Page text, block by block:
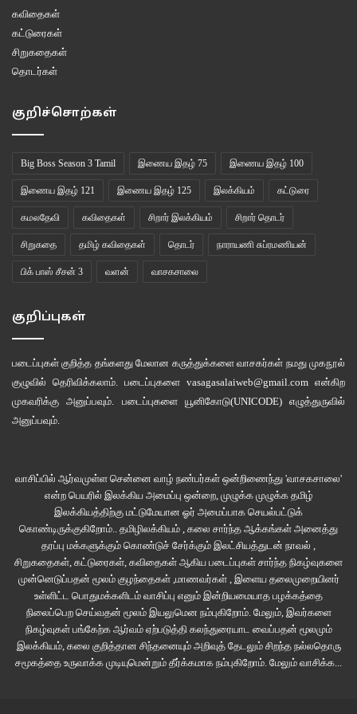
கவிதைகள்
கட்டுரைகள்
சிறுகதைகள்
தொடர்கள்
குறிச்சொற்கள்
Big Boss Season 3 Tamil இணைய இதழ் 75 இணைய இதழ் 100
இணைய இதழ் 121 இணைய இதழ் 125 இலக்கியம் கட்டுரை
கமலதேவி கவிதைகள் சிறார் இலக்கியம் சிறார் தொடர்
சிறுகதை தமிழ் கவிதைகள் தொடர் நாராயணி சுப்ரமணியன்
பிக் பாஸ் சீசன் 3 வளன் வாசகசாலை
குறிப்புகள்
படைப்புகள் குறித்த தங்களது மேலான கருத்துக்களை வாசகர்கள் நமது முகநூல்
குழுவில் தெரிவிக்கலாம். படைப்புகளை vasagasalaiweb@gmail.com என்கிற
முகவரிக்கு அனுப்பவும். படைப்புகளை யூனிகோடு(UNICODE)எழுத்துருவில்
அனுப்பவும்.
வாசிப்பில் ஆர்வமுள்ள சென்னை வாழ் நண்பர்கள் ஒன்றிணைந்து 'வாசகசாலை'
என்ற பெயரில் இலக்கிய அமைப்பு ஒன்றை, முழுக்க முழுக்க தமிழ்
இலக்கியத்திற்கு மட்டுமேயான ஓர் அமைப்பாக செயல்பட்டுக்
கொண்டிருக்குகிறோம்.. தமிழிலக்கியம் , கலை சார்ந்த ஆக்கங்கள் அனைத்து
தரப்பு மக்களுக்கும் கொண்டுச் சேர்க்கும் இலட்சியத்துடன் நாவல் ,
சிறுகதைகள், கட்டுரைகள், கவிதைகள் ஆகிய படைப்புகள் சார்ந்த நிகழ்வுகளை
முன்னெடுப்பதன் மூலம் குழந்தைகள் ,மாணவர்கள் , இளைய தலைமுறையினர்
உள்ளிட்ட பொதுமக்களிடம் வாசிப்பு எனும் இன்றியமையாத பழக்கத்தை
நிலைப்பெற செய்வதன் மூலம் இயலுமென நம்புகிறோம். மேலும், இவர்களை
நிகழ்வுகள் பங்கேற்க ஆர்வம் ஏற்படுத்தி கலந்துரையாட வைப்பதன் மூலமும்
இலக்கியம், கலை குறித்தான சிந்தனையும் அறிவுத் தேடலும் சிறந்த நல்லதொரு
சமூகத்தை உருவாக்க முடியுமென்றும் தீர்க்கமாக நம்புகிறோம். மேலும் வாசிக்க...